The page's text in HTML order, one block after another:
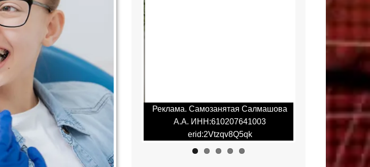
Реклама. Самозанятая Салмашова
А.А. ИНН:610207641003
erid:2Vtzqv8Q5qk
Реклама. Самозанятая Салмашова
А.А. ИНН:610207641003
erid:2Vtzqv8Q5qk
А.А.